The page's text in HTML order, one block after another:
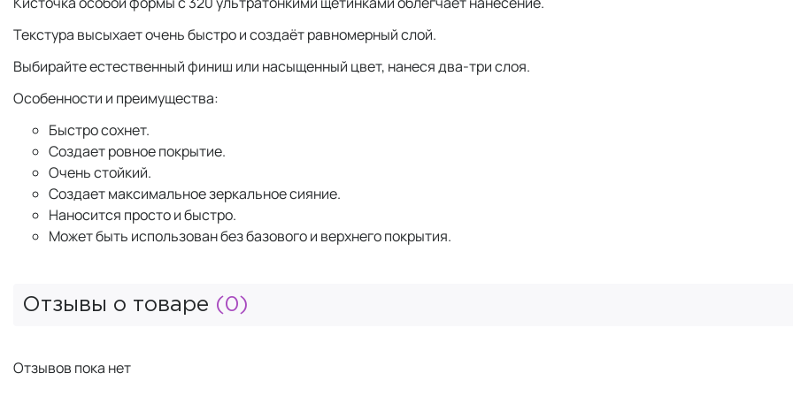
Текстура высыхает очень быстро и создаёт равномерный слой.
Выбирайте естественный финиш или насыщенный цвет, нанеся два-три слоя.
Особенности и преимущества:
Быстро сохнет.
Создает ровное покрытие.
Очень стойкий.
Создает максимальное зеркальное сияние.
Наносится просто и быстро.
Может быть использован без базового и верхнего покрытия.
Отзывы о товаре (0)
Отзывов пока нет